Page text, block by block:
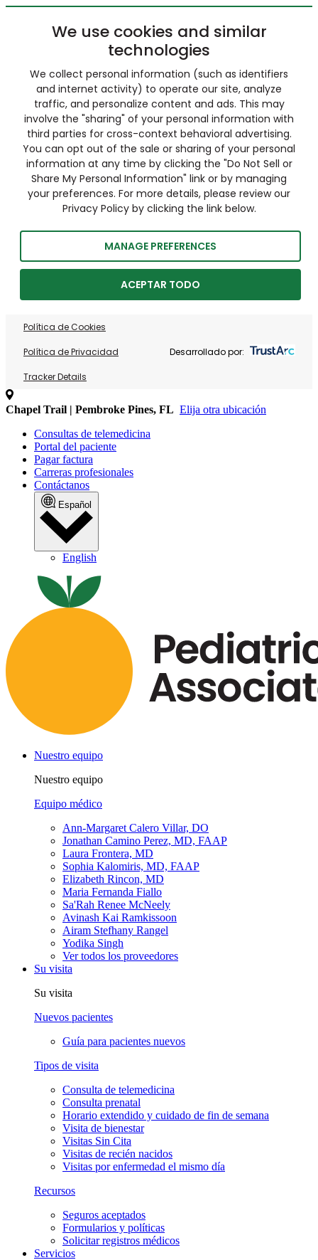
We use cookies and similar
technologies
We collect personal information (such as identifiers
and internet activity) to operate our site, analyze
traffic, and personalize content and ads. This may
involve the "sharing" of your personal information with
third parties for cross-context behavioral advertising.
You can opt out of the sale or sharing of your personal
information at any time by clicking the "Do Not Sell or
Share My Personal Information" link or by managing
your preferences. For more details, please review our
Privacy Policy by clicking the link below.
MANAGE PREFERENCES
ACEPTAR TODO
Política de Cookies
Política de Privacidad
Tracker Details
Desarrollado por:
Chapel Trail | Pembroke Pines, FL Elija otra ubicación
Consultas de telemedicina
Portal del paciente
Pagar factura
Carreras profesionales
Contáctanos
Español
English
Nuestro equipo
Nuestro equipo
Equipo médico
Ann-Margaret Calero Villar, DO
Jonathan Camino Perez, MD, FAAP
Laura Frontera, MD
Sophia Kalomiris, MD, FAAP
Elizabeth Rincon, MD
Maria Fernanda Fiallo
Sa'Rah Renee McNeely
Avinash Kai Ramkissoon
Airam Stefhany Rangel
Yodika Singh
Ver todos los proveedores
Su visita
Su visita
Nuevos pacientes
Guía para pacientes nuevos
Tipos de visita
Consulta de telemedicina
Consulta prenatal
Horario extendido y cuidado de fin de semana
Visita de bienestar
Visitas Sin Cita
Visitas de recién nacidos
Visitas por enfermedad el mismo día
Recursos
Seguros aceptados
Formularios y políticas
Solicitar registros médicos
Servicios